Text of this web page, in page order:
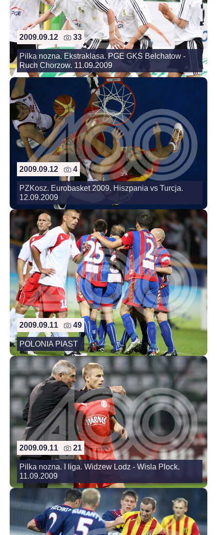
2009.09.12 33
Pilka nozna. Ekstraklasa. PGE GKS Belchatow -
Ruch Chorzow. 11.09.2009
2009.09.12 4
PZKosz. Eurobasket 2009. Hiszpania vs Turcja.
12.09.2009
2009.09.11 49
POLONIA PIAST
2009.09.11 21
Pilka nozna. I liga. Widzew Lodz - Wisla Plock.
11.09.2009